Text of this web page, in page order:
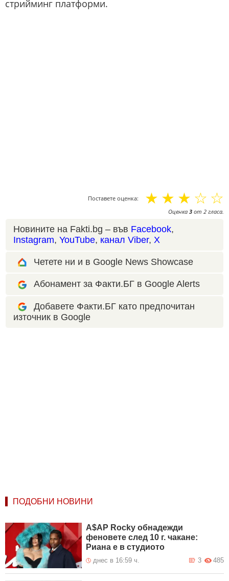
стрийминг платформи.
Поставете оценка: ☆
☆
☆
☆
☆
Оценка 3 от 2 гласа.
Новините на Fakti.bg – във Facebook,
Instagram, YouTube, канал Viber, X
Четете ни и в Google News Showcase
Абонамент за Факти.БГ в Google Alerts
Добавете Факти.БГ като предпочитан
източник в Google
ПОДОБНИ НОВИНИ
A$AP Rocky обнадежди
феновете след 10 г. чакане:
Риана е в студиото
днес в 16:59 ч. 485
3